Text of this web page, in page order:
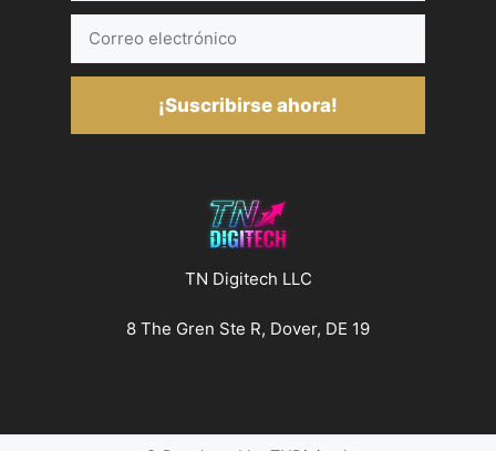
electrónico
¡Suscribirse ahora!
TN Digitech LLC
8 The Gren Ste R, Dover, DE 19